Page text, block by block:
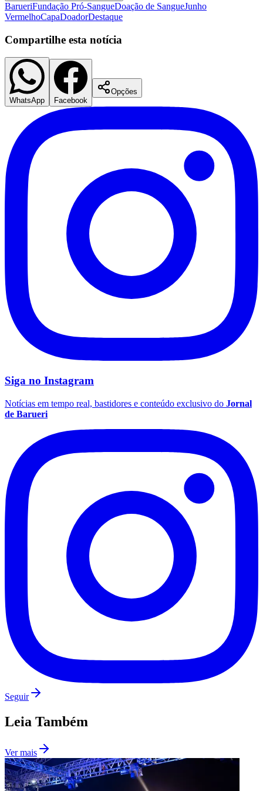
Corinthians
São Paulo
BarueriFundação Pró-SangueDoação de SangueJunho
VermelhoCapaDoadorDestaque
Compartilhe esta notícia
WhatsApp Facebook
Opções
Siga no Instagram
Notícias em tempo real, bastidores e conteúdo exclusivo do Jornal
de Barueri
Seguir
Leia Também
Ver mais